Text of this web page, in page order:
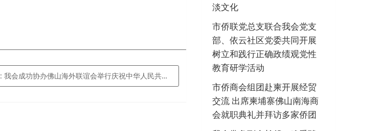
: 我会成功协办佛山海外联谊会举行庆祝中华人民共和国成立70周年暨第七届理事会第三次理事大会
淡文化
市侨联党总支联合我会党支
部、依云社区党委共同开展
树立和践行正确政绩观党性
教育研学活动
市侨商会组团赴柬开展经贸
交流 出席柬埔寨佛山南海商
会就职典礼并拜访多家侨团